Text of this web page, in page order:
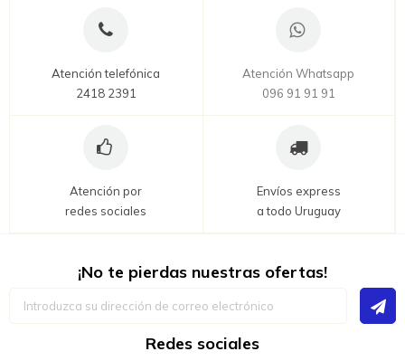
Atención telefónica
2418 2391
Atención Whatsapp
096 91 91 91
Atención por
redes sociales
Envíos express
a todo Uruguay
¡No te pierdas nuestras ofertas!
Redes sociales